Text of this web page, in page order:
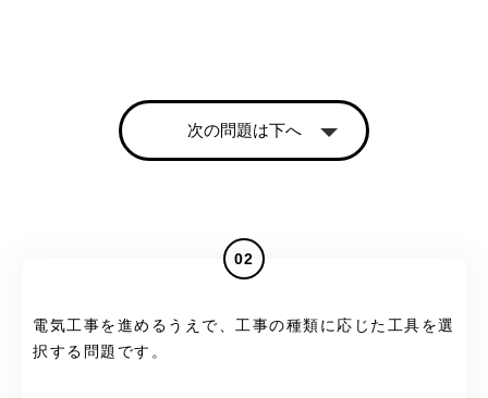
次の問題は下へ
02
電気工事を進めるうえで、工事の種類に応じた工具を選
択する問題です。